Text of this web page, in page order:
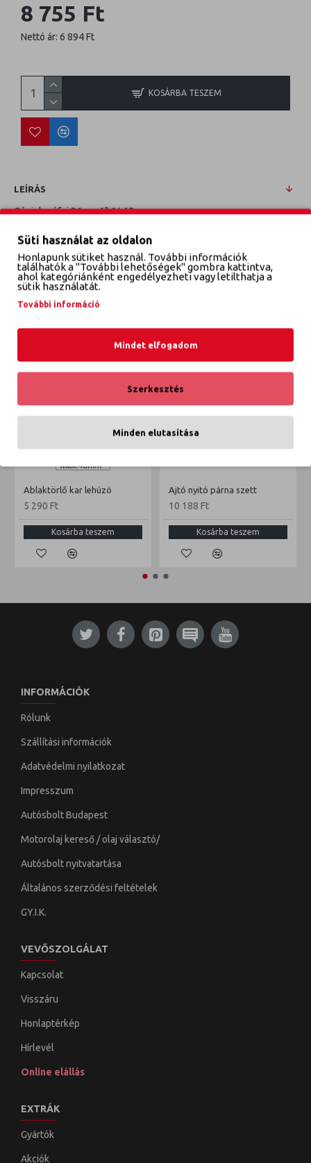
8 755 Ft
Nettó ár: 6 894 Ft
KOSÁRBA TESZEM
LEÍRÁS
Gépi dugófej 36mm 1" 6 LAP
VÉLEMÉNYEK
Ablaktörlő kar lehúzó
5 290 Ft
Kosárba teszem
Ajtó nyitó párna szett
10 188 Ft
Kosárba teszem
INFORMÁCIÓK
Rólunk
Szállítási információk
Adatvédelmi nyilatkozat
Impresszum
Autósbolt Budapest
Motorolaj kereső / olaj választó/
Autósbolt nyitvatartása
Általános szerződési feltételek
GY.I.K.
VEVŐSZOLGÁLAT
Kapcsolat
Visszáru
Honlaptérkép
Hírlevél
Online elállás
EXTRÁK
Gyártók
Akciók
Süti használat az oldalon
Honlapunk sütiket használ. További információk
találhatók a "További lehetőségek" gombra kattintva,
ahol kategóriánként engedélyezheti vagy letilthatja a
sütik használatát.
További információ
Mindet elfogadom
Szerkesztés
Minden elutasítása